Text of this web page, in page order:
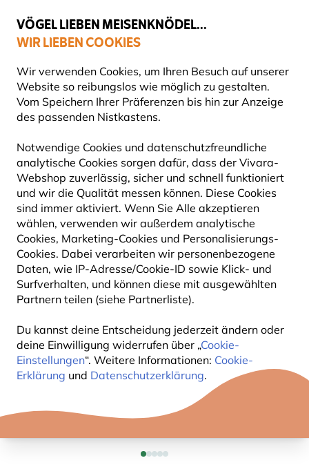
VÖGEL LIEBEN MEISENKNÖDEL...
WIR LIEBEN COOKIES
Wir verwenden Cookies, um Ihren Besuch auf unserer
Website so reibungslos wie möglich zu gestalten.
Vom Speichern Ihrer Präferenzen bis hin zur Anzeige
des passenden Nistkastens.
Notwendige Cookies und datenschutzfreundliche
analytische Cookies sorgen dafür, dass der Vivara-
Webshop zuverlässig, sicher und schnell funktioniert
und wir die Qualität messen können. Diese Cookies
sind immer aktiviert. Wenn Sie Alle akzeptieren
wählen, verwenden wir außerdem analytische
Cookies, Marketing-Cookies und Personalisierungs-
Cookies. Dabei verarbeiten wir personenbezogene
Daten, wie IP-Adresse/Cookie-ID sowie Klick- und
Surfverhalten, und können diese mit ausgewählten
Partnern teilen (siehe Partnerliste).
Du kannst deine Entscheidung jederzeit ändern oder
deine Einwilligung widerrufen über „Cookie-
Einstellungen“. Weitere Informationen: Cookie-
Erklärung und Datenschutzerklärung.
Top-bewertet in 11 Ländern
Gratis Versand ab 65 €
Naturbeobachtung Ferngläser zur Vogelbeobachtung
15% RABATT